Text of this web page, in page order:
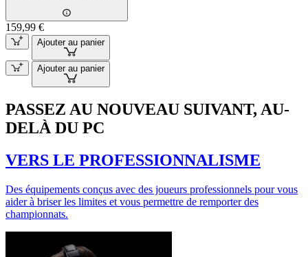
159,99 €
Ajouter au panier
Ajouter au panier
PASSEZ AU NOUVEAU SUIVANT, AU-
DELÀ DU PC
VERS LE PROFESSIONNALISME
Des équipements conçus avec des joueurs professionnels pour vous
aider à briser les limites et vous permettre de remporter des
championnats.